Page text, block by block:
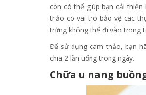
còn có thể giúp bạn cải
thảo có vai trò bảo vệ các
trứng không thể đi vào trong
Để sử dụng cam thảo, bạn
chia 2 lần uống trong ngày.
Chữa u nang